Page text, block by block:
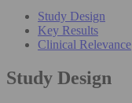
Study Design
Key Results
Clinical Relevance
Study Design